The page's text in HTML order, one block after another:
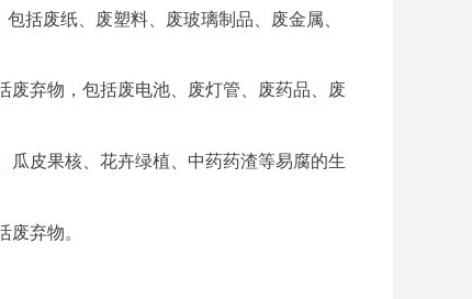
括废纸、废塑料、废玻璃制品、废金属、
废弃物，包括废电池、废灯管、废药品、废
瓜皮果核、花卉绿植、中药药渣等易腐的生
弃物。